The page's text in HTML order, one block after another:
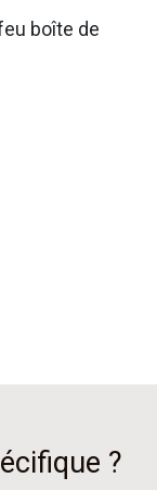
boîte de
?